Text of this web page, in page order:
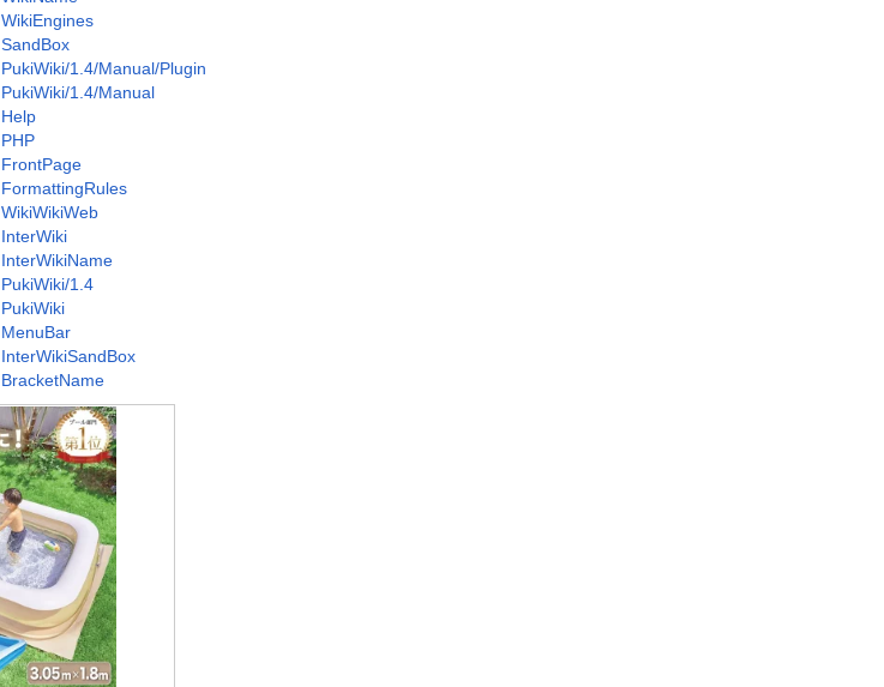
WikiEngines
SandBox
PukiWiki/1.4/Manual/Plugin
PukiWiki/1.4/Manual
Help
PHP
FrontPage
FormattingRules
WikiWikiWeb
InterWiki
InterWikiName
PukiWiki/1.4
PukiWiki
MenuBar
InterWikiSandBox
BracketName